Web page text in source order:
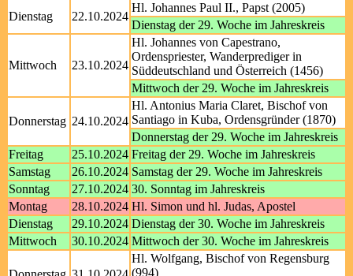
Dienstag
22.10.2024
Hl. Johannes Paul II., Papst (2005)
Dienstag der 29. Woche im Jahreskreis
Mittwoch 23.10.2024
Hl. Johannes von Capestrano,
Ordenspriester, Wanderprediger in
Süddeutschland und Österreich (1456)
Mittwoch der 29. Woche im Jahreskreis
Donnerstag 24.10.2024
Hl. Antonius Maria Claret, Bischof von
Santiago in Kuba, Ordensgründer (1870)
Donnerstag der 29. Woche im Jahreskreis
Freitag
25.10.2024 Freitag der 29. Woche im Jahreskreis
Samstag
26.10.2024 Samstag der 29. Woche im Jahreskreis
Sonntag
27.10.2024 30. Sonntag im Jahreskreis
Montag
28.10.2024 Hl. Simon und hl. Judas, Apostel
Dienstag
29.10.2024 Dienstag der 30. Woche im Jahreskreis
Mittwoch
30.10.2024 Mittwoch der 30. Woche im Jahreskreis
Hl. Wolfgang, Bischof von Regensburg
(994)